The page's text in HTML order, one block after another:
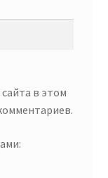
в этом